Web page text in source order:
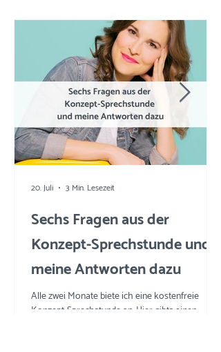
Sechs Fragen aus der
Konzept-Sprechstunde und
meine Antworten dazu
Alle zwei Monate biete ich eine kostenfreie
Konzept-Sprechstunde an. Hier gibts einen
20. Juli 3 Min. Lesezeit